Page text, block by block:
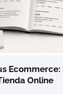
Online